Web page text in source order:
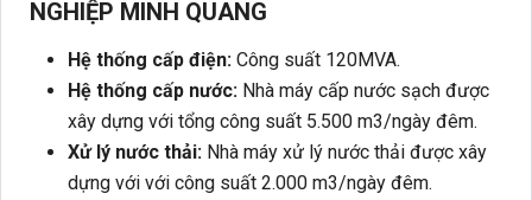
NGHIỆP MINH QUANG
Hệ thống cấp điện: Công suất 120MVA.
Hệ thống cấp nước: Nhà máy cấp nước sạch được
xây dựng với tổng công suất 5.500 m3/ngày đêm.
Xử lý nước thải: Nhà máy xử lý nước thải được xây
dựng với với công suất 2.000 m3/ngày đêm.